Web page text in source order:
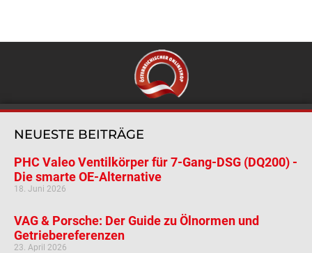
NEUESTE BEITRÄGE
PHC Valeo Ventilkörper für 7-Gang-DSG (DQ200) -
Die smarte OE-Alternative
18. Juni 2026
VAG & Porsche: Der Guide zu Ölnormen und
Getriebereferenzen
23. April 2026